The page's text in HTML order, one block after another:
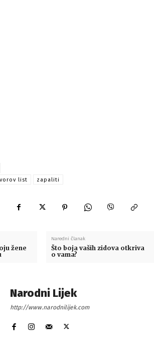
list zapaliti
žene
Naredni članak
Što boja vaših zidova otkriva
o vama?
Narodni Lijek
http://www.narodnilijek.com